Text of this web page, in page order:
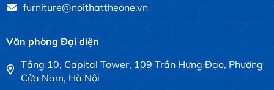
furniture@noithattheone.vn
Văn phòng Đại diện
Tầng 10, Capital Tower, 109 Trần Hưng Đạo, Phường
Cửa Nam, Hà Nội